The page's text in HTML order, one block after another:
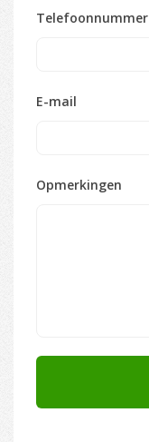
Telefoonnummer
E-mail
Opmerkingen